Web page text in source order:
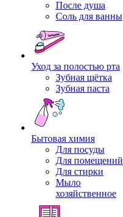
После душа
Соль для ванны
Уход за полостью рта
Зубная щётка
Зубная паста
Бытовая химия
Для посуды
Для помещений
Для стирки
Мыло
хозяйственное